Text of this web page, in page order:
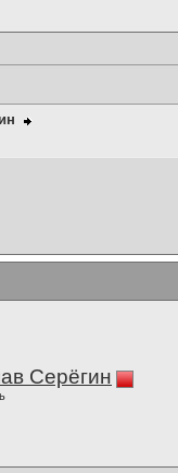
Серёгин